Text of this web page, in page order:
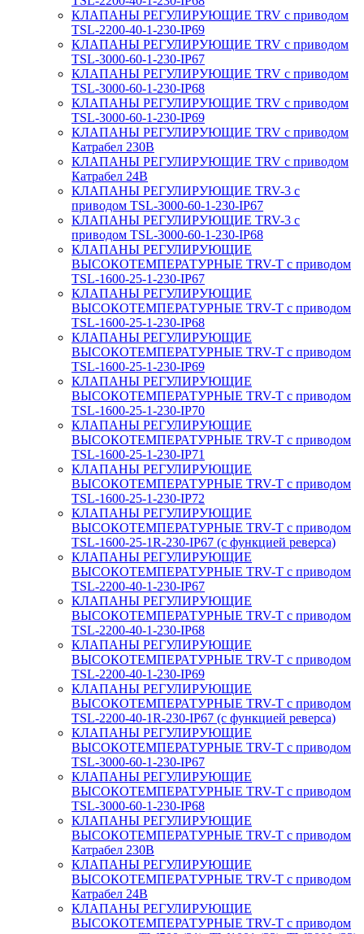
КЛАПАНЫ РЕГУЛИРУЮЩИЕ TRV с приводом
TSL-2200-40-1-230-IP69
КЛАПАНЫ РЕГУЛИРУЮЩИЕ TRV с приводом
TSL-3000-60-1-230-IP67
КЛАПАНЫ РЕГУЛИРУЮЩИЕ TRV с приводом
TSL-3000-60-1-230-IP68
КЛАПАНЫ РЕГУЛИРУЮЩИЕ TRV с приводом
TSL-3000-60-1-230-IP69
КЛАПАНЫ РЕГУЛИРУЮЩИЕ TRV с приводом
Катрабел 230В
КЛАПАНЫ РЕГУЛИРУЮЩИЕ TRV с приводом
Катрабел 24В
КЛАПАНЫ РЕГУЛИРУЮЩИЕ TRV-3 с
приводом TSL-3000-60-1-230-IP67
КЛАПАНЫ РЕГУЛИРУЮЩИЕ TRV-3 с
приводом TSL-3000-60-1-230-IP68
КЛАПАНЫ РЕГУЛИРУЮЩИЕ
ВЫСОКОТЕМПЕРАТУРНЫЕ TRV-T с приводом
TSL-1600-25-1-230-IP67
КЛАПАНЫ РЕГУЛИРУЮЩИЕ
ВЫСОКОТЕМПЕРАТУРНЫЕ TRV-T с приводом
TSL-1600-25-1-230-IP68
КЛАПАНЫ РЕГУЛИРУЮЩИЕ
ВЫСОКОТЕМПЕРАТУРНЫЕ TRV-T с приводом
TSL-1600-25-1-230-IP69
КЛАПАНЫ РЕГУЛИРУЮЩИЕ
ВЫСОКОТЕМПЕРАТУРНЫЕ TRV-T с приводом
TSL-1600-25-1-230-IP70
КЛАПАНЫ РЕГУЛИРУЮЩИЕ
ВЫСОКОТЕМПЕРАТУРНЫЕ TRV-T с приводом
TSL-1600-25-1-230-IP71
КЛАПАНЫ РЕГУЛИРУЮЩИЕ
ВЫСОКОТЕМПЕРАТУРНЫЕ TRV-T с приводом
TSL-1600-25-1-230-IP72
КЛАПАНЫ РЕГУЛИРУЮЩИЕ
ВЫСОКОТЕМПЕРАТУРНЫЕ TRV-T с приводом
TSL-1600-25-1R-230-IP67 (с функцией реверса)
КЛАПАНЫ РЕГУЛИРУЮЩИЕ
ВЫСОКОТЕМПЕРАТУРНЫЕ TRV-T с приводом
TSL-2200-40-1-230-IP67
КЛАПАНЫ РЕГУЛИРУЮЩИЕ
ВЫСОКОТЕМПЕРАТУРНЫЕ TRV-T с приводом
TSL-2200-40-1-230-IP68
КЛАПАНЫ РЕГУЛИРУЮЩИЕ
ВЫСОКОТЕМПЕРАТУРНЫЕ TRV-T с приводом
TSL-2200-40-1-230-IP69
КЛАПАНЫ РЕГУЛИРУЮЩИЕ
ВЫСОКОТЕМПЕРАТУРНЫЕ TRV-T с приводом
TSL-2200-40-1R-230-IP67 (с функцией реверса)
КЛАПАНЫ РЕГУЛИРУЮЩИЕ
ВЫСОКОТЕМПЕРАТУРНЫЕ TRV-T с приводом
TSL-3000-60-1-230-IP67
КЛАПАНЫ РЕГУЛИРУЮЩИЕ
ВЫСОКОТЕМПЕРАТУРНЫЕ TRV-T с приводом
TSL-3000-60-1-230-IP68
КЛАПАНЫ РЕГУЛИРУЮЩИЕ
ВЫСОКОТЕМПЕРАТУРНЫЕ TRV-T с приводом
Катрабел 230В
КЛАПАНЫ РЕГУЛИРУЮЩИЕ
ВЫСОКОТЕМПЕРАТУРНЫЕ TRV-T с приводом
Катрабел 24В
КЛАПАНЫ РЕГУЛИРУЮЩИЕ
ВЫСОКОТЕМПЕРАТУРНЫЕ TRV-T с приводом